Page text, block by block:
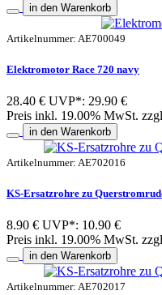
in den Warenkorb
Artikelnummer: AE700049
Elektromotor Race 720 navy
28.40 € UVP*: 29.90 €
Preis inkl. 19.00% MwSt.
in den Warenkorb
Artikelnummer: AE702016
KS-Ersatzrohre zu
8.90 € UVP*: 10.90 €
Preis inkl. 19.00% MwSt.
in den Warenkorb
Artikelnummer: AE702017